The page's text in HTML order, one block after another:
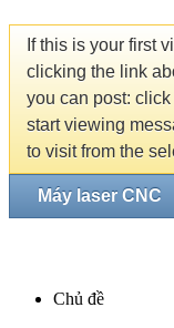
If this is your first
clicking the link
you can post:
start viewing
to visit from the
Máy laser CNC
Chủ đề